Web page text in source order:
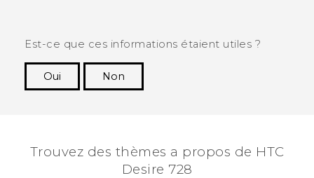
Est-ce que ces informations étaient utiles ?
Oui
Non
Trouvez des thèmes a propos de HTC
Desire 728